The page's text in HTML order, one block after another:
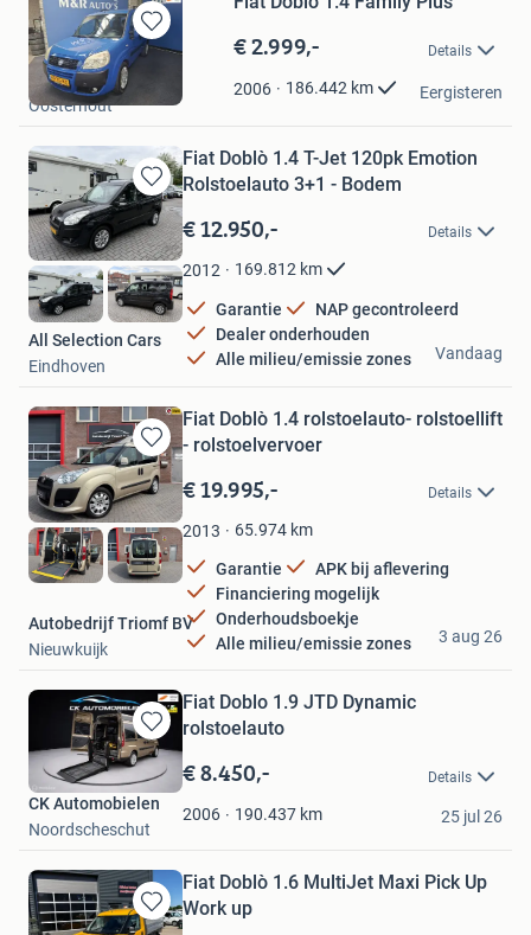
Bewaren
in
Mijn
Favorieten
€ 2.999,- Details
2006 186.442 km
M&R auto's
Oosterhout
Eergisteren
Bewaren
in
Mijn
Favorieten
Fiat Doblò 1.4 T-Jet 120pk Emotion
Rolstoelauto 3+1 - Bodem
€ 12.950,- Details
2012 169.812 km
Garantie
NAP gecontroleerd
Dealer onderhouden
Alle milieu/emissie zones
All Selection Cars
Eindhoven
Vandaag
Bewaren
in
Mijn
Favorieten
Fiat Doblò 1.4 rolstoelauto- rolstoellift
- rolstoelvervoer
€ 19.995,- Details
2013 65.974 km
Garantie
APK bij aflevering
Financiering mogelijk
Onderhoudsboekje
Alle milieu/emissie zones
Autobedrijf Triomf BV
Nieuwkuijk
3 aug 26
Bewaren
in
Mijn
Favorieten
Fiat Doblo 1.9 JTD Dynamic
rolstoelauto
€ 8.450,- Details
2006 190.437 km
CK Automobielen
Noordscheschut
25 jul 26
Bewaren
Fiat Doblò 1.6 MultiJet Maxi Pick Up
Work up